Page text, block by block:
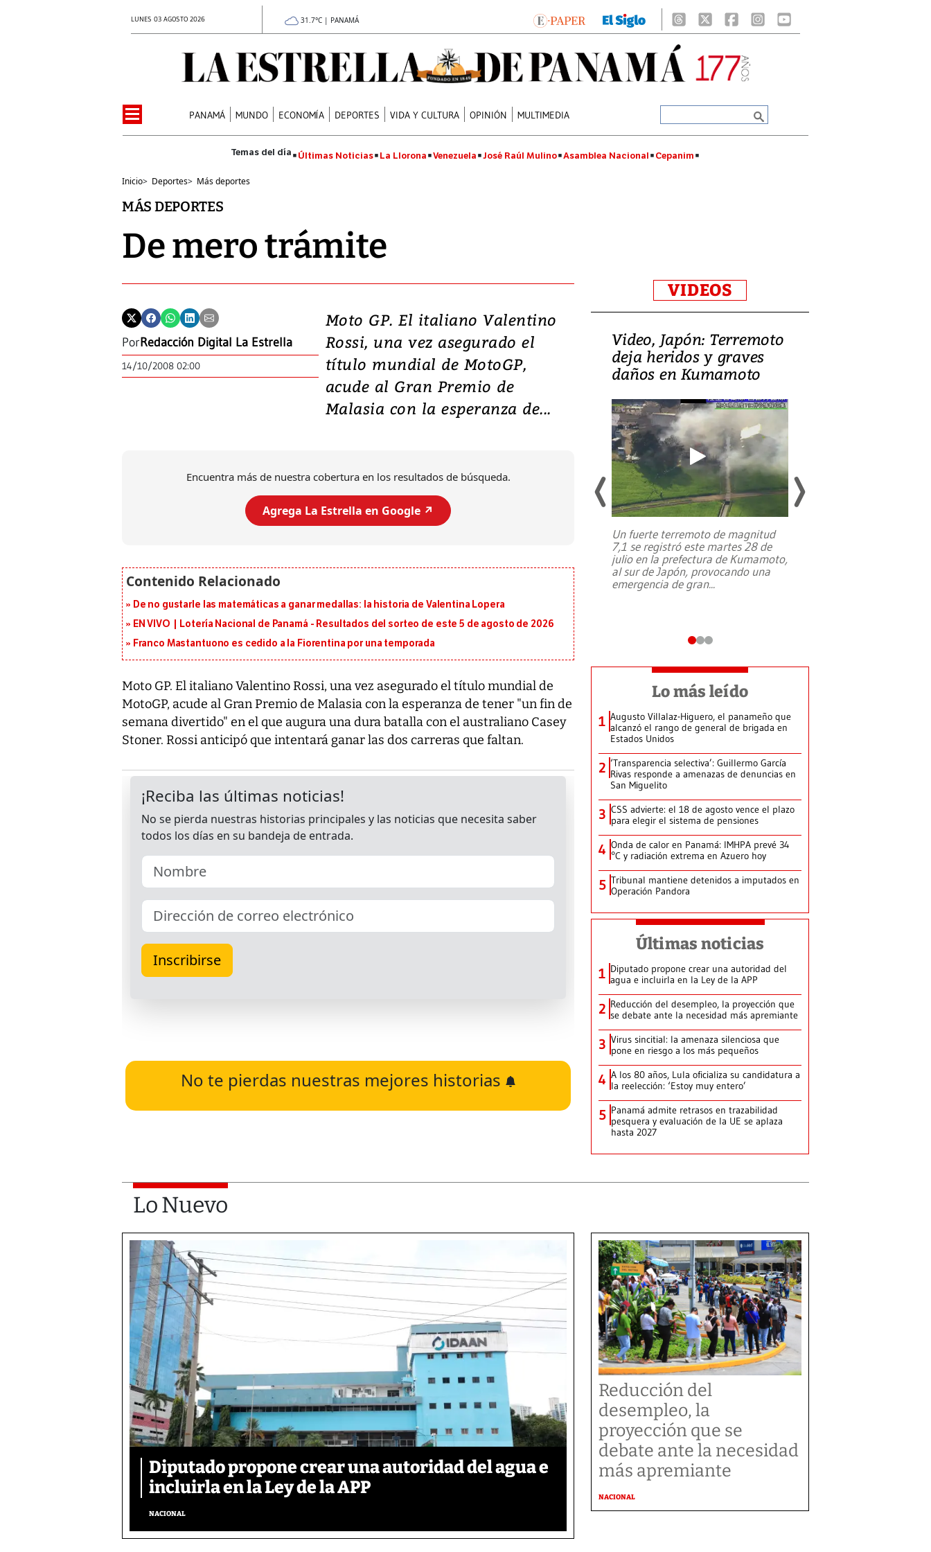
LUNES 03 AGOSTO 2026 31.7°C | PANAMÁ
PANAMÁ MUNDO ECONOMÍA DEPORTES VIDA Y CULTURA OPINIÓN MULTIMEDIA
Últimas Noticias La Llorona Venezuela José Raúl Mulino Asamblea Nacional Cepanim
Inicio> Deportes> Más deportes
MÁS DEPORTES
De mero trámite
PorRedacción Digital La Estrella
14/10/2008 02:00
Moto GP. El italiano Valentino
Rossi, una vez asegurado el
título mundial de MotoGP,
acude al Gran Premio de
Malasia con la esperanza de...
Encuentra más de nuestra cobertura en los resultados de búsqueda.
Agrega La Estrella en Google ↗️
De no gustarle las matemáticas a ganar medallas: la historia de Valentina Lopera
EN VIVO | Lotería Nacional de Panamá - Resultados del sorteo de este 5 de agosto de 2026
Franco Mastantuono es cedido a la Fiorentina por una temporada
Moto GP. El italiano Valentino Rossi, una vez asegurado el título mundial de
MotoGP, acude al Gran Premio de Malasia con la esperanza de tener "un fin de
semana divertido" en el que augura una dura batalla con el australiano Casey
Stoner. Rossi anticipó que intentará ganar las dos carreras que faltan.
No te pierdas nuestras mejores historias
VIDEOS
Isidro Carbonell,
director de la Lotería:
‘Vamos a ser más
transparentes, tengan fe
Video, Japón: Terremoto
deja heridos y graves
daños en Kumamoto
Un fuerte terremoto de magnitud
7,1 se registró este martes 28 de
julio en la prefectura de Kumamoto,
al sur de Japón, provocando una
emergencia de gran...
Lo más leído
1 Augusto Villalaz-Higuero, el panameño que
alcanzó el rango de general de brigada en
Estados Unidos
2 ‘Transparencia selectiva’: Guillermo García
Rivas responde a amenazas de denuncias en
San Miguelito
3 CSS advierte: el 18 de agosto vence el plazo
para elegir el sistema de pensiones
4 Onda de calor en Panamá: IMHPA prevé 34
°C y radiación extrema en Azuero hoy
5 Tribunal mantiene detenidos a imputados en
Operación Pandora
Últimas noticias
1 Diputado propone crear una autoridad del
agua e incluirla en la Ley de la APP
2 Reducción del desempleo, la proyección que
se debate ante la necesidad más apremiante
3 Virus sincitial: la amenaza silenciosa que
pone en riesgo a los más pequeños
4 A los 80 años, Lula oficializa su candidatura a
la reelección: ‘Estoy muy entero’
5 Panamá admite retrasos en trazabilidad
pesquera y evaluación de la UE se aplaza
hasta 2027
Lo Nuevo
Diputado propone crear una autoridad del agua e
incluirla en la Ley de la APP
NACIONAL
Reducción del
desempleo, la
proyección que se
debate ante la necesidad
más apremiante
NACIONAL